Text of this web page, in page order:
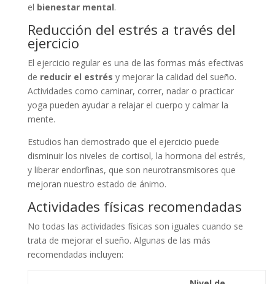
el bienestar mental.
Reducción del estrés a través del
ejercicio
El ejercicio regular es una de las formas más efectivas
de reducir el estrés y mejorar la calidad del sueño.
Actividades como caminar, correr, nadar o practicar
yoga pueden ayudar a relajar el cuerpo y calmar la
mente.
Estudios han demostrado que el ejercicio puede
disminuir los niveles de cortisol, la hormona del estrés,
y liberar endorfinas, que son neurotransmisores que
mejoran nuestro estado de ánimo.
Actividades físicas recomendadas
No todas las actividades físicas son iguales cuando se
trata de mejorar el sueño. Algunas de las más
recomendadas incluyen: